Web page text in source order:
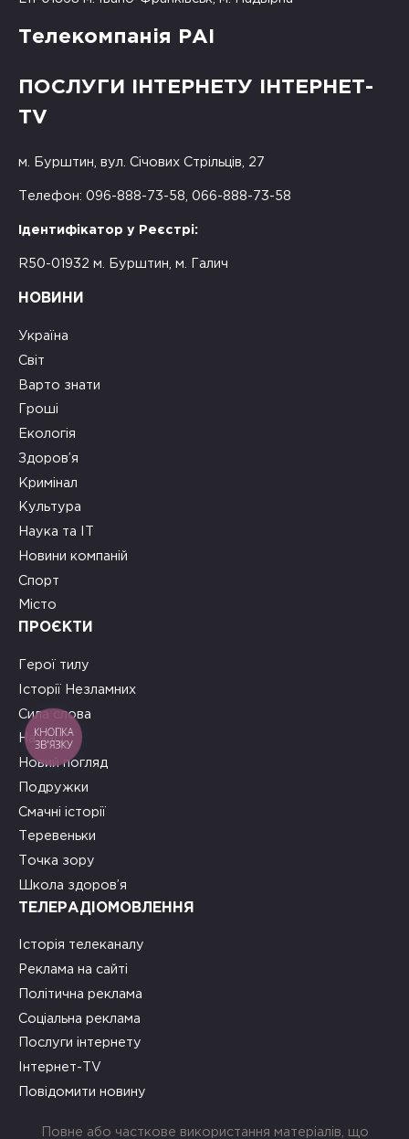
Телекомпанія РАІ
ПОСЛУГИ ІНТЕРНЕТУ ІНТЕРНЕТ-
TV
м. Бурштин, вул. Січових Стрільців, 27
Телефон: 096-888-73-58, 066-888-73-58
Ідентифікатор у Реєстрі:
R50-01932 м. Бурштин, м. Галич
НОВИНИ
Україна
Світ
Варто знати
Гроші
Екологія
Здоров’я
Кримінал
Культура
Наука та ІТ
Новини компаній
Спорт
Місто
ПРОЄКТИ
Герої тилу
Історії Незламних
Сила слова
На часі
Новий погляд
Подружки
Смачні історії
Теревеньки
Точка зору
Школа здоров’я
ТЕЛЕРАДІОМОВЛЕННЯ
Історія телеканалу
Реклама на сайті
Політична реклама
Соціальна реклама
Послуги інтернету
Інтернет-TV
Повідомити новину
Повне або часткове використання матеріалів, що
КНОПКА
ЗВ'ЯЗКУ